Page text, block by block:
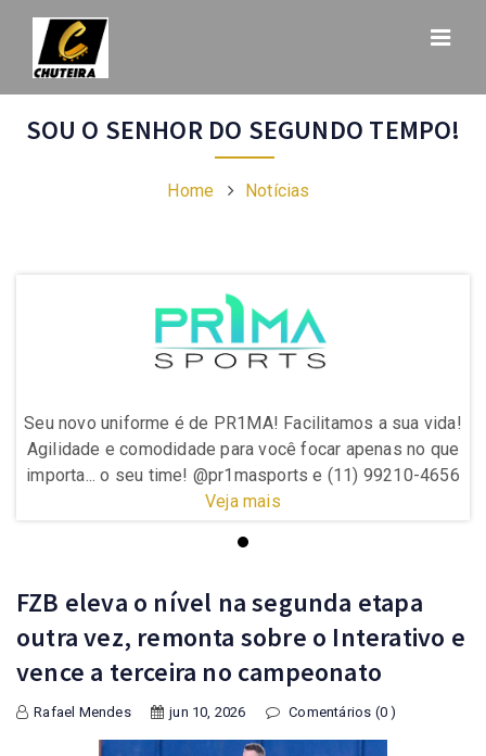
SOU O SENHOR DO SEGUNDO TEMPO!
Home Notícias
Seu novo uniforme é de PR1MA! Facilitamos a sua vida!
Agilidade e comodidade para você focar apenas no que
importa... o seu time! @pr1masports e (11) 99210-4656
Veja mais
FZB eleva o nível na segunda etapa
outra vez, remonta sobre o Interativo e
vence a terceira no campeonato
Rafael Mendes jun 10, 2026 Comentários (0 )